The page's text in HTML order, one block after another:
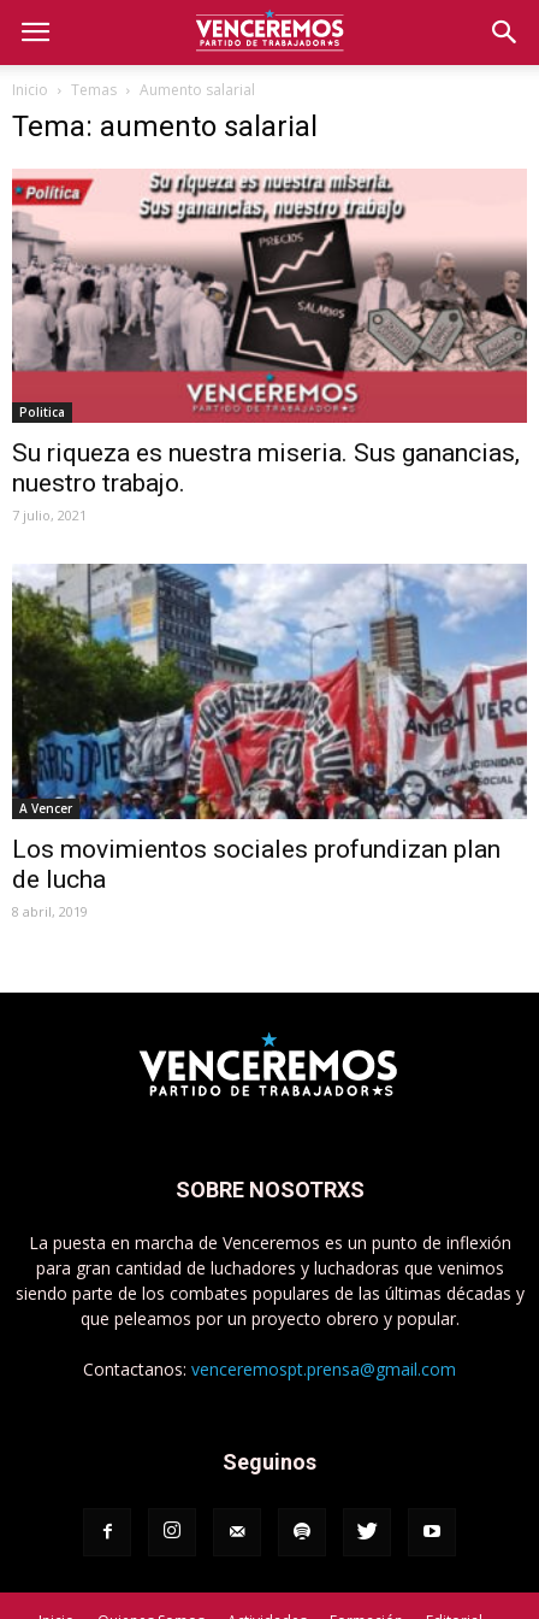
Inicio Temas Aumento salarial
Tema: aumento salarial
Politica
Su riqueza es nuestra miseria. Sus ganancias,
nuestro trabajo.
7 julio, 2021
A Vencer
Los movimientos sociales profundizan plan
de lucha
8 abril, 2019
SOBRE NOSOTRXS
La puesta en marcha de Venceremos es un punto de inflexión
para gran cantidad de luchadores y luchadoras que venimos
siendo parte de los combates populares de las últimas décadas y
que peleamos por un proyecto obrero y popular.
Contactanos: venceremospt.prensa@gmail.com
Seguinos